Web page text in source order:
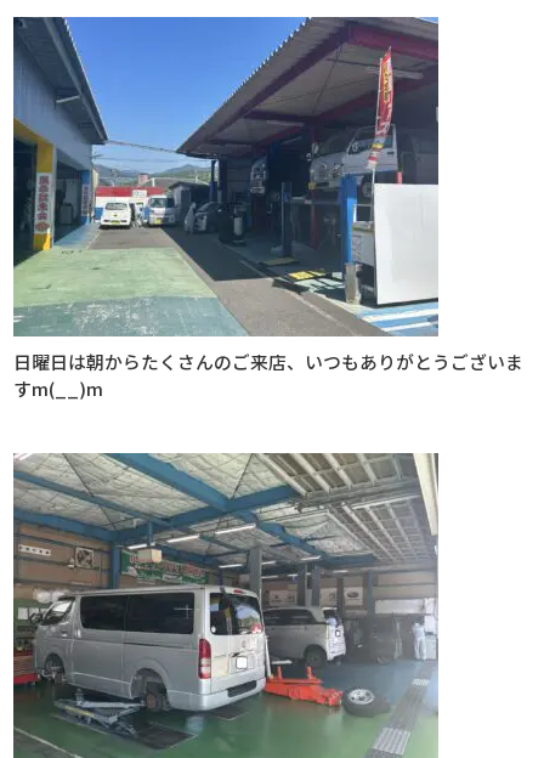
日曜日は朝からたくさんのご来店、いつもありがとうございま
すm(__)m